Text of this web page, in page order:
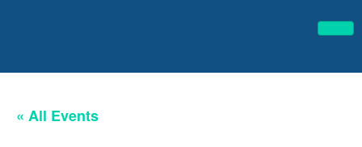
« All Events